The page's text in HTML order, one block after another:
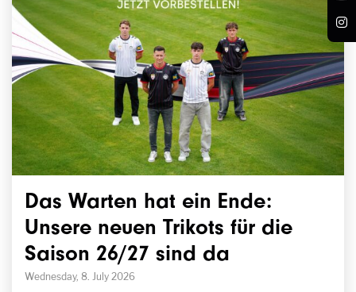
Das Warten hat ein Ende:
Unsere neuen Trikots für die
Saison 26/27 sind da
Wednesday, 8. July 2026